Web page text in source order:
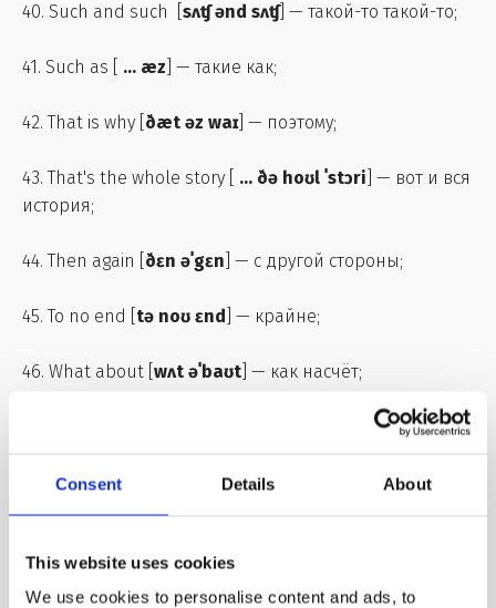
Consent Details About
This website uses cookies
We use cookies to personalise content and ads, to
40. Such and such [ sʌʧ ənd sʌʧ] — такой-то такой-то;
41. Such as [ ... æz ] — такие как;
42. That is why [ ðæt əz waɪ] — поэтому;
43. That's the whole story [ ... ðə hoʊl ˈstɔri ] — вот и вся
история;
44. Then again [ ðɛn əˈgɛn ] — с другой стороны;
45. To no end [ tə noʊ ɛnd ] — крайне;
46. What about [ wʌt əˈbaʊt ] — как насчёт;
] — то, что нужно
Понравилась ли тебе статья?